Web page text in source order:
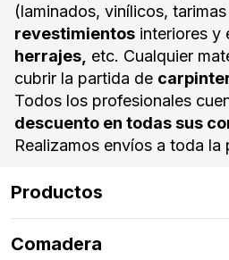
(laminados, vinílicos,
revestimientos interiores y
herrajes, etc. Cualquier
cubrir la partida de
Todos los profesionales
descuento en todas sus
Realizamos envíos a toda la
Productos
Suelos Exteriores
Comadera